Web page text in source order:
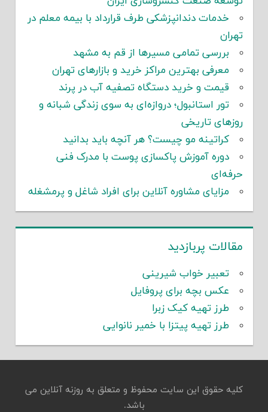
خدمات دندانپزشکی طرف قرارداد با بیمه معلم در
تهران
بررسی تمامی مسیرها از قم به مشهد
معرفی بهترین مراکز خرید و بازارهای تهران
قیمت و خرید دستگاه تصفیه آب در پرند
تور استانبول؛ دروازه‌ای به سوی زندگی شبانه و
روزهای تاریخی
کراتینه مو چیست؟ هر آنچه باید بدانید
دوره آموزش پاکسازی پوست با مدرک فنی
حرفه‌ای
مزایای مشاوره آنلاین برای افراد شاغل و پرمشغله
مقالات پربازدید
تعبیر خواب شیرینی
عکس بچه برای پروفایل
طرز تهیه کیک زبرا
طرز تهیه پیتزا با خمیر نانوایی
کلیه حقوق این سایت محفوظ و متعلق به روزنه آنلاین می
باشد.